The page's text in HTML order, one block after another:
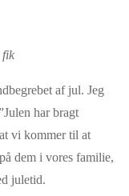
fik
af jul. Jeg
har bragt
vi kommer til at
dem i vores familie,
juletid.